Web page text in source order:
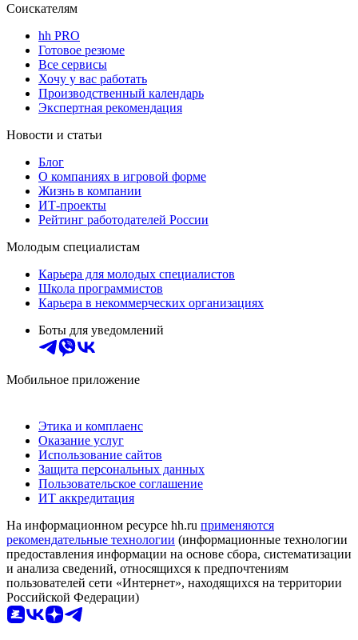
Соискателям
hh PRO
Готовое резюме
Все сервисы
Хочу у вас работать
Производственный календарь
Экспертная рекомендация
Новости и статьи
Блог
О компаниях в игровой форме
Жизнь в компании
ИТ-проекты
Рейтинг работодателей России
Молодым специалистам
Карьера для молодых специалистов
Школа программистов
Карьера в некоммерческих организациях
Боты для уведомлений
Мобильное приложение
Этика и комплаенс
Оказание услуг
Использование сайтов
Защита персональных данных
Пользовательское соглашение
ИТ аккредитация
На информационном ресурсе hh.ru применяются
рекомендательные технологии (информационные технологии
предоставления информации на основе сбора, систематизации
и анализа сведений, относящихся к предпочтениям
пользователей сети «Интернет», находящихся на территории
Российской Федерации)